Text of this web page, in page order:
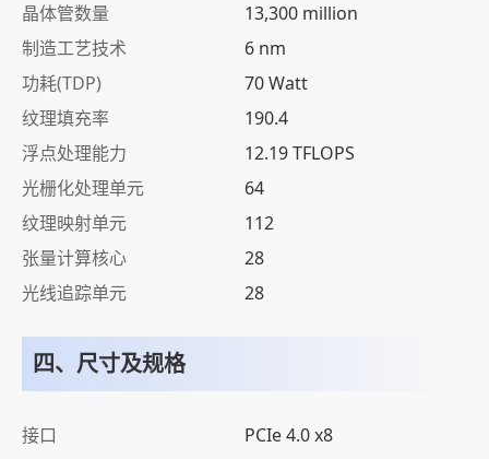
晶体管数量
13,300 million
制造工艺技术
6 nm
功耗(TDP)
70 Watt
纹理填充率
190.4
浮点处理能力
12.19 TFLOPS
光栅化处理单元
64
纹理映射单元
112
张量计算核心
28
光线追踪单元
28
四、尺寸及规格
接口
PCIe 4.0 x8